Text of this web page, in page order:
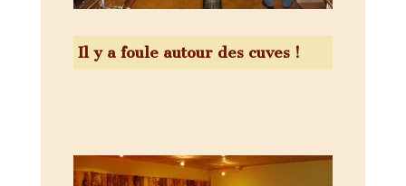
Il y a foule autour des cuves !